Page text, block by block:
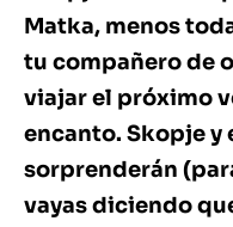
Matka, menos
tu compañero de
viajar el próximo
encanto. Skopje y
sorprenderán
vayas diciendo